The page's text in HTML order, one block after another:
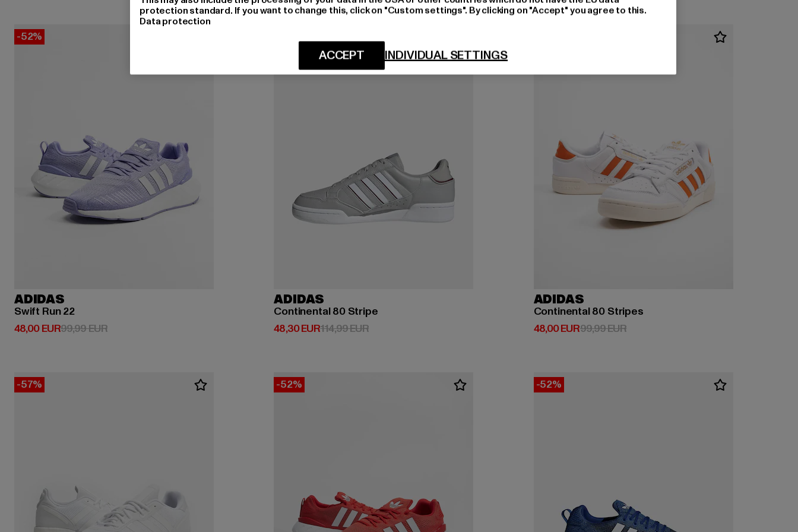
-52%
ADIDAS
Swift Run 22
48,00 EUR
Derzeitiger Preis: 48,00 EUR
99,99 EURAktionspreis: 99,99 EUR
ADIDAS
Continental 80 Stripe
48,30 EUR
Derzeitiger Preis: 48,30 EUR
114,99 EURAktionspreis: 114,99 EUR
ADIDAS
Continental 80 Stripes
48,00 EUR
Derzeitiger Preis: 48,00 EUR
99,99 EURAktionspreis: 99,99 EUR
-57% -52% -52%
protection standard. If you want to change this, click on "Custom settings". By clicking on "Accept" you agree to this.
Data protection
INDIVIDUAL SETTINGS
ACCEPT